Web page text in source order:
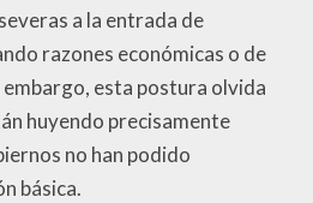
a la entrada de
razones económicas o de
esta postura olvida
huyendo precisamente
no han podido
básica.